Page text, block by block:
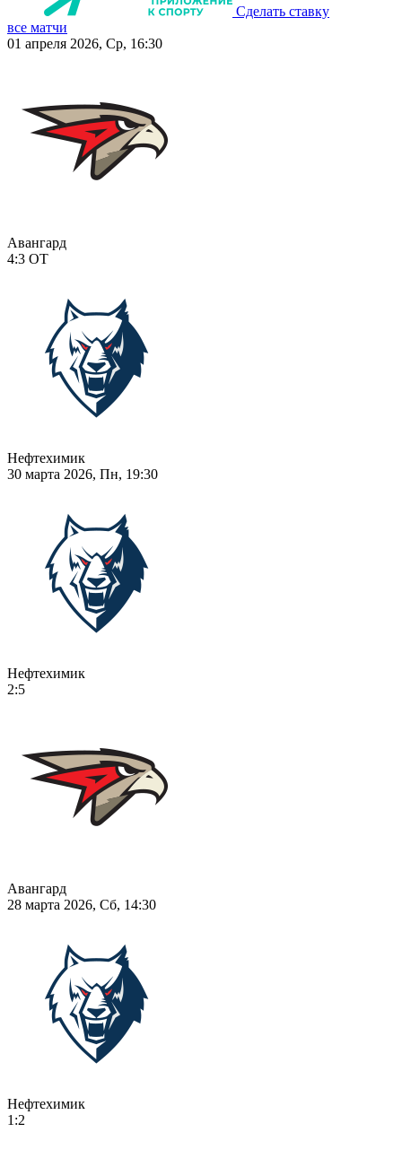
Сделать ставку
все матчи
01 апреля 2026, Ср, 16:30
Авангард
4:3 ОТ
Нефтехимик
30 марта 2026, Пн, 19:30
Нефтехимик
2:5
Авангард
28 марта 2026, Сб, 14:30
Нефтехимик
1:2